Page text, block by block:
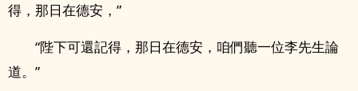
得，那日在德安，”
“陛下可還記得，那日在德安，咱們聽一位李先生論
道。”